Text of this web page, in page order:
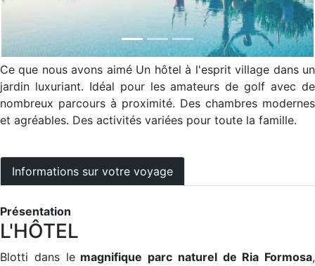
Ce que nous avons aimé Un hôtel à l'esprit village dans un
jardin luxuriant. Idéal pour les amateurs de golf avec de
nombreux parcours à proximité. Des chambres modernes
et agréables. Des activités variées pour toute la famille.
Informations sur votre voyage
Présentation
L'HÔTEL
Blotti dans lemagnifique parc naturel de Ria Formosa,